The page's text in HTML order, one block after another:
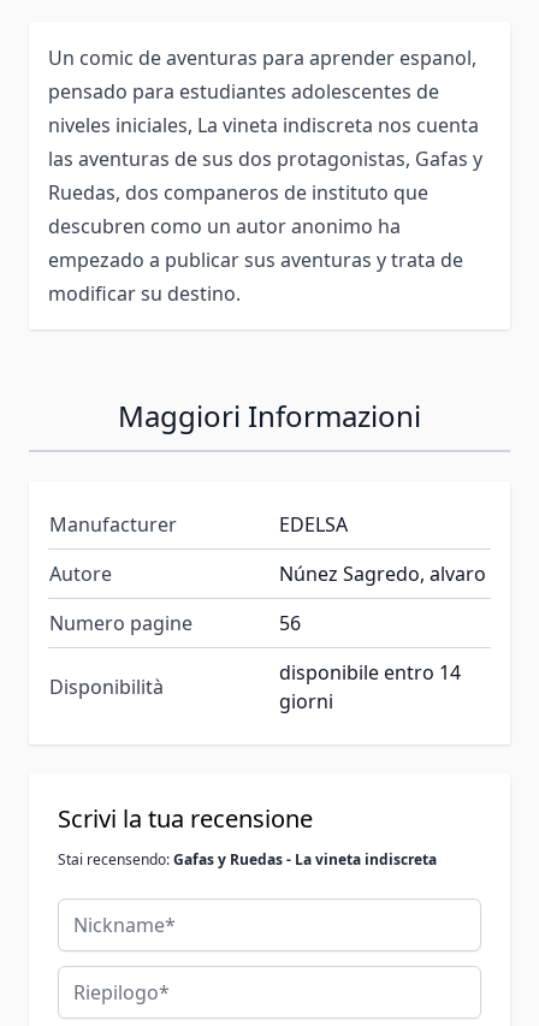
Un comic de aventuras para aprender espanol,
pensado para estudiantes adolescentes de
niveles iniciales, La vineta indiscreta nos cuenta
las aventuras de sus dos protagonistas, Gafas y
Ruedas, dos companeros de instituto que
descubren como un autor anonimo ha
empezado a publicar sus aventuras y trata de
modificar su destino.
Maggiori Informazioni
Manufacturer
EDELSA
Autore
Núnez Sagredo, alvaro
Numero pagine
56
Disponibilità
disponibile entro 14
giorni
Scrivi la tua recensione
Stai recensendo:Gafas y Ruedas - La vineta indiscreta
Nickname
Riepilogo